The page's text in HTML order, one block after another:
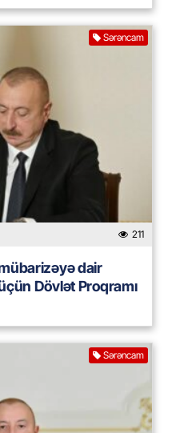
Sərəncam
211
dair
Dövlət Proqramı
Sərəncam